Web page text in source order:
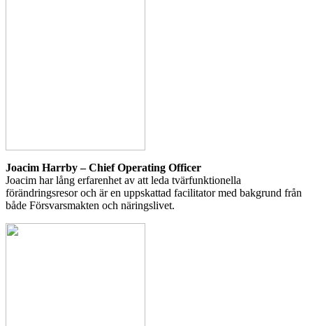
Joacim Harrby – Chief Operating Officer
Joacim har lång erfarenhet av att leda tvärfunktionella
förändringsresor och är en uppskattad facilitator med bakgrund från
både Försvarsmakten och näringslivet.